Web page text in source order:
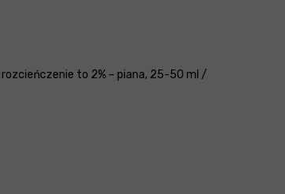
to 2% – piana, 25-50 ml /